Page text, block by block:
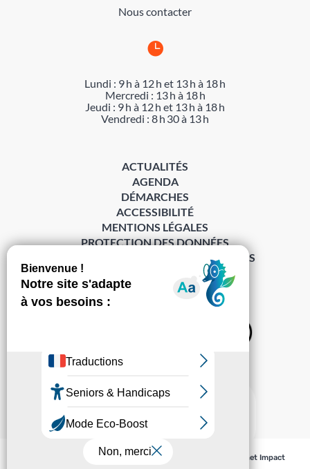
Nous contacter

Lundi : 9 h à 12 h et 13 h à 18 h
Mercredi : 13 h à 18 h
Jeudi : 9 h à 12 h et 13 h à 18 h
Vendredi : 8 h 30 à 13 h
S’abonner à la Gazette ›
ACTUALITÉS
AGENDA
DÉMARCHES
ACCESSIBILITÉ
MENTIONS LÉGALES
PROTECTION DES DONNÉES
POLITIQUE DE GESTION DES COOKIES
© Pechabou 2022 | Tous droits réservés – Conception Cabinet Impact